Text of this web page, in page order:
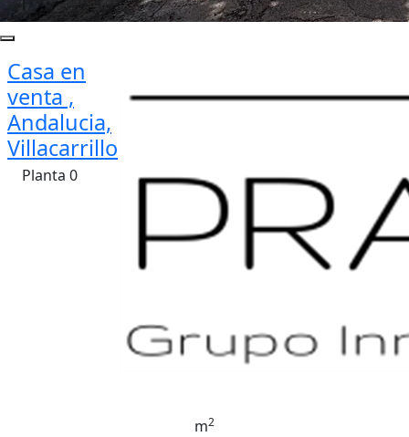
Casa en
venta ,
Andalucia,
Villacarrillo
Planta 0
m2